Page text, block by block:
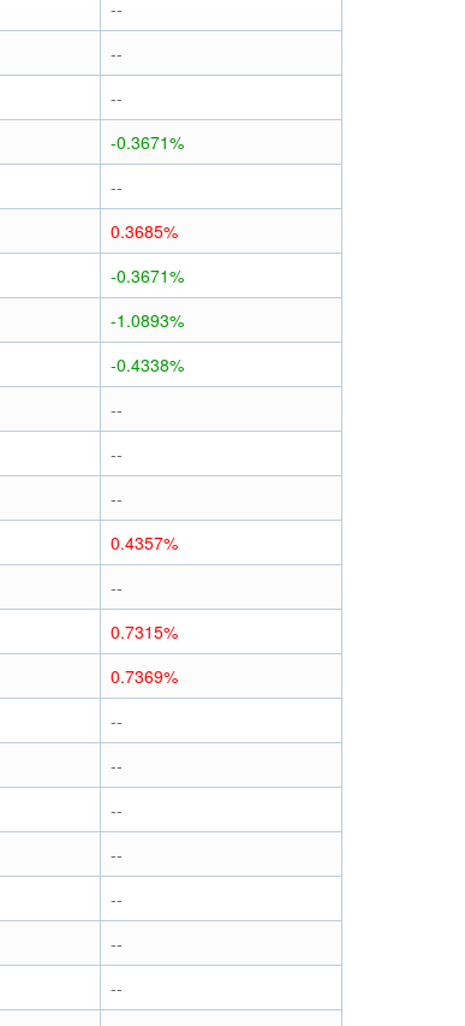
--
--
--
-0.3671%
--
0.3685%
-0.3671%
-1.0893%
-0.4338%
--
--
--
0.4357%
--
0.7315%
0.7369%
--
--
--
--
--
--
--